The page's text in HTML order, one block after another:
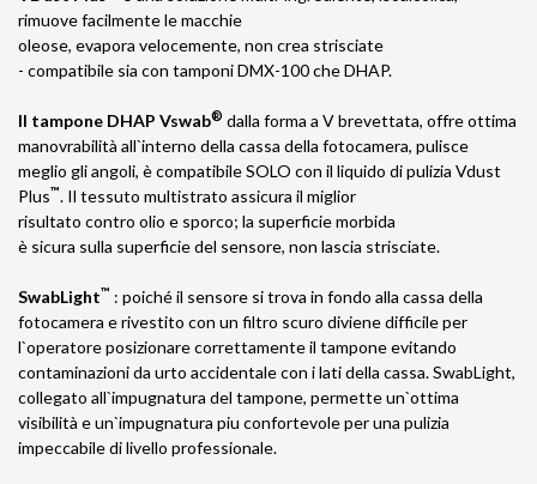
rimuove facilmente le macchie
oleose, evapora velocemente, non crea strisciate
- compatibile sia con tamponi DMX-100 che DHAP.
Il tampone DHAP Vswab® dalla forma a V brevettata, offre ottima
manovrabilità all`interno della cassa della fotocamera, pulisce
meglio gli angoli, è compatibile SOLO con il liquido di pulizia Vdust
Plus™. Il tessuto multistrato assicura il miglior
risultato contro olio e sporco; la superficie morbida
è sicura sulla superficie del sensore, non lascia strisciate.
SwabLight™ : poiché il sensore si trova in fondo alla cassa della
fotocamera e rivestito con un filtro scuro diviene difficile per
l`operatore posizionare correttamente il tampone evitando
contaminazioni da urto accidentale con i lati della cassa. SwabLight,
collegato all`impugnatura del tampone, permette un`ottima
visibilità e un`impugnatura piu confortevole per una pulizia
impeccabile di livello professionale.